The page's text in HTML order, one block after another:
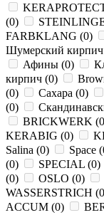
(0)
FARBKLANG (0)
Шумерский кирпич
Афины (0)
кирпич (0)
(0) Сахара (0)
(0)
BRICKWERK (0
KERABIG (0)
Salina (0) Space (
(0) SPECIAL (0)
(0) OSLO (0)
WASSERSTRICH (0
ACCUM (0)